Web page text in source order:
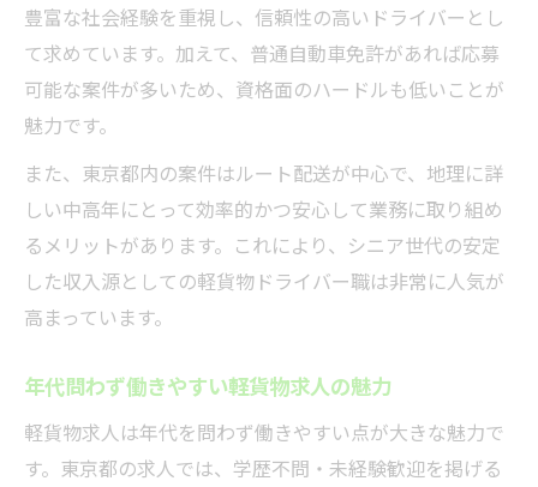
豊富な社会経験を重視し、信頼性の高いドライバーとし
て求めています。加えて、普通自動車免許があれば応募
可能な案件が多いため、資格面のハードルも低いことが
魅力です。
また、東京都内の案件はルート配送が中心で、地理に詳
しい中高年にとって効率的かつ安心して業務に取り組め
るメリットがあります。これにより、シニア世代の安定
した収入源としての軽貨物ドライバー職は非常に人気が
高まっています。
年代問わず働きやすい軽貨物求人の魅力
軽貨物求人は年代を問わず働きやすい点が大きな魅力で
す。東京都の求人では、学歴不問・未経験歓迎を掲げる